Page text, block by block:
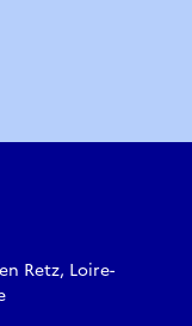
Retz, Loire-